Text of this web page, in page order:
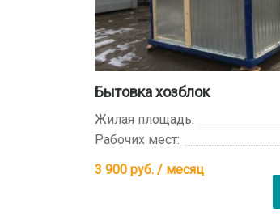
Бытовка хозблок
Жилая площадь:
Рабочих мест:
3 900 руб. / месяц